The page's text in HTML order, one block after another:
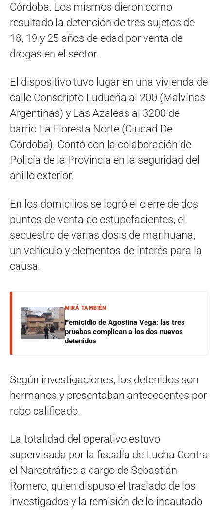
Córdoba. Los mismos dieron como
resultado la detención de tres sujetos de
18, 19 y 25 años de edad por venta de
drogas en el sector.
El dispositivo tuvo lugar en una vivienda de
calle Conscripto Ludueña al 200 (Malvinas
Argentinas) y Las Azaleas al 3200 de
barrio La Floresta Norte (Ciudad De
Córdoba). Contó con la colaboración de
Policía de la Provincia en la seguridad del
anillo exterior.
En los domicilios se logró el cierre de dos
puntos de venta de estupefacientes, el
secuestro de varias dosis de marihuana,
un vehículo y elementos de interés para la
causa.
MIRÁ TAMBIÉN
Femicidio de Agostina Vega: las tres
pruebas complican a los dos nuevos
detenidos
Según investigaciones, los detenidos son
hermanos y presentaban antecedentes por
robo calificado.
La totalidad del operativo estuvo
supervisada por la fiscalía de Lucha Contra
el Narcotráfico a cargo de Sebastián
Romero, quien dispuso el traslado de los
investigados y la remisión de lo incautado